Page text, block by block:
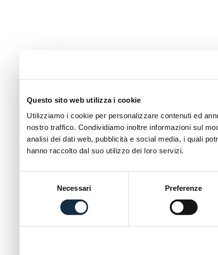
Questo sito web utilizza i cookie
Utilizziamo i cookie per personalizzare contenuti ed
nostro traffico. Condividiamo inoltre informazioni sul
analisi dei dati web, pubblicità e social media, i quali
hanno raccolto dal suo utilizzo dei loro servizi.
Necessari Preferenze